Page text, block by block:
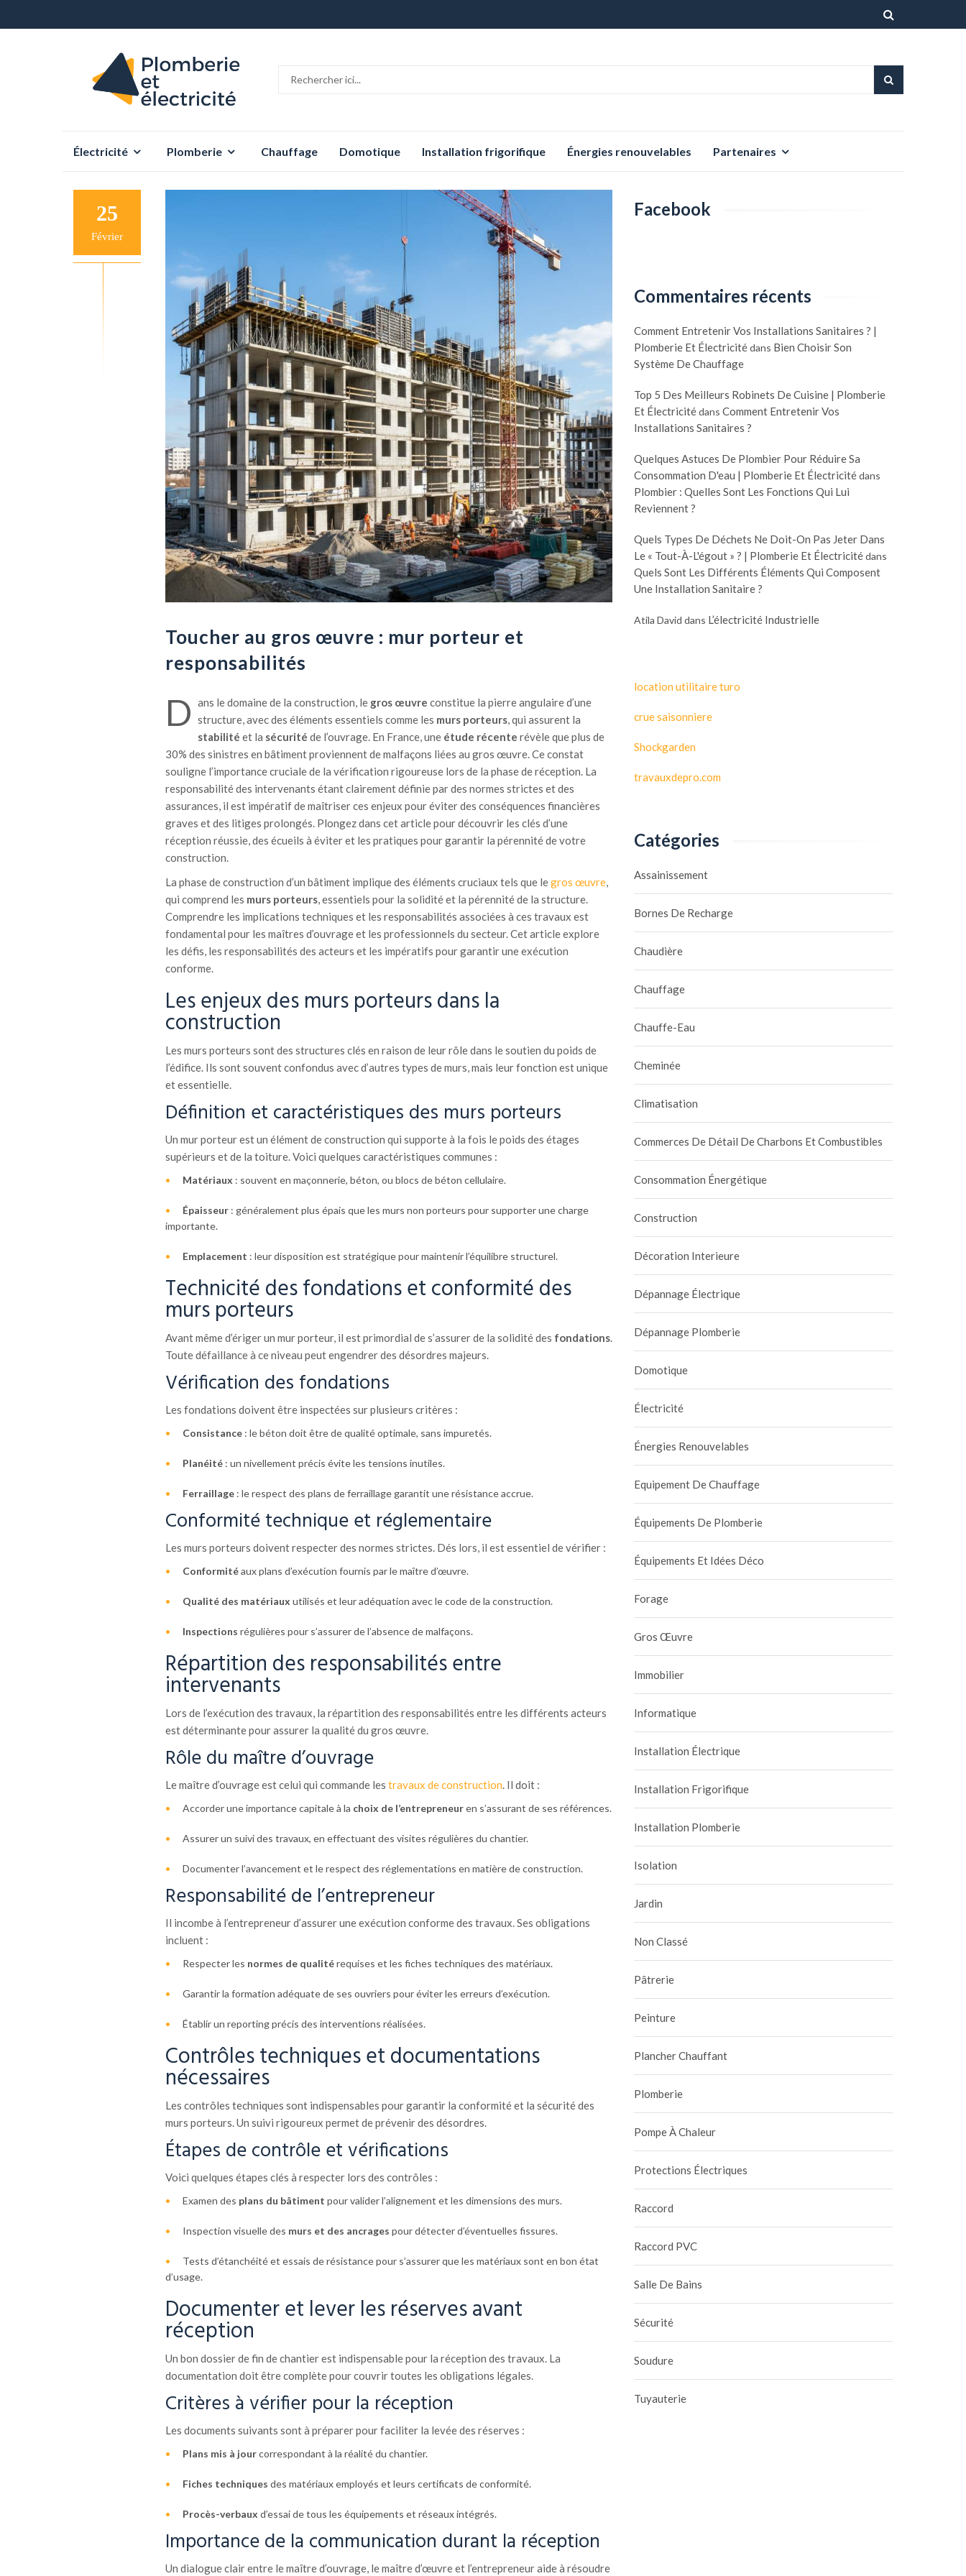
Aller
contenu
Électricité Plomberie Chauffage Domotique Installation frigorifique Énergies renouvelables Partenaires
25
Février
Toucher au gros œuvre : mur porteur et
responsabilités
D ans le domaine de la construction, le gros œuvre constitue la pierre angulaire d’une
structure, avec des éléments essentiels comme les murs porteurs, qui assurent la
stabilité et la sécurité de l’ouvrage. En France, une étude récente révèle que plus de
30% des sinistres en bâtiment proviennent de malfaçons liées au gros œuvre. Ce constat
souligne l’importance cruciale de la vérification rigoureuse lors de la phase de réception. La
responsabilité des intervenants étant clairement définie par des normes strictes et des
assurances, il est impératif de maîtriser ces enjeux pour éviter des conséquences financières
graves et des litiges prolongés. Plongez dans cet article pour découvrir les clés d’une
réception réussie, des écueils à éviter et les pratiques pour garantir la pérennité de votre
construction.
La phase de construction d’un bâtiment implique des éléments cruciaux tels que legros œuvre,
qui comprend les murs porteurs, essentiels pour la solidité et la pérennité de la structure.
Comprendre les implications techniques et les responsabilités associées à ces travaux est
fondamental pour les maîtres d’ouvrage et les professionnels du secteur. Cet article explore
les défis, les responsabilités des acteurs et les impératifs pour garantir une exécution
conforme.
Les enjeux des murs porteurs dans la
construction
Les murs porteurs sont des structures clés en raison de leur rôle dans le soutien du poids de
l’édifice. Ils sont souvent confondus avec d’autres types de murs, mais leur fonction est unique
et essentielle.
Définition et caractéristiques des murs porteurs
Un mur porteur est un élément de construction qui supporte à la fois le poids des étages
supérieurs et de la toiture. Voici quelques caractéristiques communes :
Matériaux : souvent en maçonnerie, béton, ou blocs de béton cellulaire.
Épaisseur: généralement plus épais que les murs non porteurs pour supporter une charge
importante.
Emplacement : leur disposition est stratégique pour maintenir l’équilibre structurel.
Technicité des fondations et conformité des
murs porteurs
Avant même d’ériger un mur porteur, il est primordial de s’assurer de la solidité des fondations.
Toute défaillance à ce niveau peut engendrer des désordres majeurs.
Vérification des fondations
Les fondations doivent être inspectées sur plusieurs critères :
Consistance: le béton doit être de qualité optimale, sans impuretés.
Planéité: un nivellement précis évite les tensions inutiles.
Ferraillage: le respect des plans de ferraillage garantit une résistance accrue.
Conformité technique et réglementaire
Les murs porteurs doivent respecter des normes strictes. Dés lors, il est essentiel de vérifier :
Conformitéaux plans d’exécution fournis par le maître d’œuvre.
Qualité des matériaux utilisés et leur adéquation avec le code de la construction.
Inspections régulières pour s’assurer de l’absence de malfaçons.
Répartition des responsabilités entre
intervenants
Lors de l’exécution des travaux, la répartition des responsabilités entre les différents acteurs
est déterminante pour assurer la qualité du gros œuvre.
Rôle du maître d’ouvrage
Le maître d’ouvrage est celui qui commande les travaux de construction. Il doit :
Accorder une importance capitale à la choix de l’entrepreneuren s’assurant de ses références.
Assurer un suivi des travaux, en effectuant des visites régulières du chantier.
Documenter l’avancement et le respect des réglementations en matière de construction.
Responsabilité de l’entrepreneur
Il incombe à l’entrepreneur d’assurer une exécution conforme des travaux. Ses obligations
incluent :
Respecter les normes de qualitérequises et les fiches techniques des matériaux.
Garantir la formation adéquate de ses ouvriers pour éviter les erreurs d’exécution.
Établir un reporting précis des interventions réalisées.
Contrôles techniques et documentations
nécessaires
Les contrôles techniques sont indispensables pour garantir la conformité et la sécurité des
murs porteurs. Un suivi rigoureux permet de prévenir des désordres.
Étapes de contrôle et vérifications
Voici quelques étapes clés à respecter lors des contrôles :
Examen des plans du bâtiment pour valider l’alignement et les dimensions des murs.
Inspection visuelle des murs et des ancrages pour détecter d’éventuelles fissures.
Tests d’étanchéité et essais de résistance pour s’assurer que les matériaux sont en bon état
d’usage.
Documenter et lever les réserves avant
réception
Un bon dossier de fin de chantier est indispensable pour la réception des travaux. La
documentation doit être complète pour couvrir toutes les obligations légales.
Critères à vérifier pour la réception
Les documents suivants sont à préparer pour faciliter la levée des réserves :
Plans mis à jourcorrespondant à la réalité du chantier.
Fiches techniques des matériaux employés et leurs certificats de conformité.
Procès-verbaux d’essai de tous les équipements et réseaux intégrés.
Importance de la communication durant la réception
Un dialogue clair entre le maître d’ouvrage, le maître d’œuvre et l’entrepreneur aide à résoudre
Facebook
Commentaires récents
Comment Entretenir Vos Installations Sanitaires ? |
Plomberie Et Électricitédans Bien Choisir Son
Système De Chauffage
Top 5 Des Meilleurs Robinets De Cuisine | Plomberie
Et Électricitédans Comment Entretenir Vos
Installations Sanitaires ?
Quelques Astuces De Plombier Pour Réduire Sa
Consommation D'eau | Plomberie Et Électricitédans
Plombier : Quelles Sont Les Fonctions Qui Lui
Reviennent ?
Quels Types De Déchets Ne Doit-On Pas Jeter Dans
Le « Tout-À-L'égout » ? | Plomberie Et Électricitédans
Quels Sont Les Différents Éléments Qui Composent
Une Installation Sanitaire ?
Atila David dans L’électricité Industrielle
location utilitaire turo
crue saisonniere
Shockgarden
travauxdepro.com
Catégories
Assainissement
Bornes De Recharge
Chaudière
Chauffage
Chauffe-Eau
Cheminée
Climatisation
Commerces De Détail De Charbons Et Combustibles
Consommation Énergétique
Construction
Décoration Interieure
Dépannage Électrique
Dépannage Plomberie
Domotique
Électricité
Énergies Renouvelables
Equipement De Chauffage
Équipements De Plomberie
Équipements Et Idées Déco
Forage
Gros Œuvre
Immobilier
Informatique
Installation Électrique
Installation Frigorifique
Installation Plomberie
Isolation
Jardin
Non Classé
Pâtrerie
Peinture
Plancher Chauffant
Plomberie
Pompe À Chaleur
Protections Électriques
Raccord
Raccord PVC
Salle De Bains
Sécurité
Soudure
Tuyauterie